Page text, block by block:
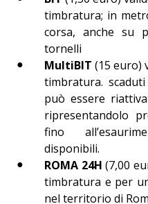
timbratura; in
corsa, anche su
tornelli
MultiBIT(15 euro)
timbratura.
può essere
ripresentandolo
fino
disponibili.
ROMA 24H (7,00
timbratura e per
nel territorio di